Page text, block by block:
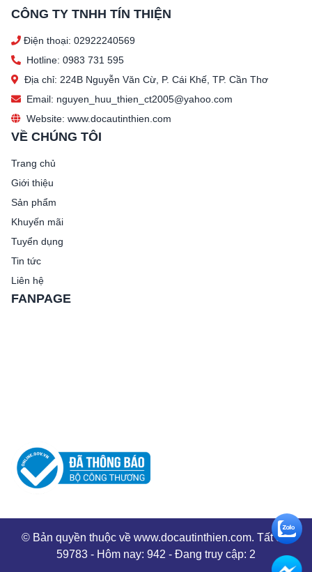
CÔNG TY TNHH TÍN THIỆN
Điện thoại: 02922240569
Hotline: 0983 731 595
Địa chỉ: 224B Nguyễn Văn Cừ, P. Cái Khế, TP. Cần Thơ
Email: nguyen_huu_thien_ct2005@yahoo.com
Website: www.docautinthien.com
VỀ CHÚNG TÔI
Trang chủ
Giới thiệu
Sản phẩm
Khuyến mãi
Tuyển dụng
Tin tức
Liên hệ
FANPAGE
© Bản quyền thuộc về www.docautinthien.com. Tất cả:
59783 - Hôm nay: 942 - Đang truy cập: 2